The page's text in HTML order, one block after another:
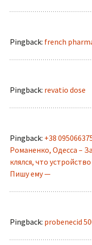
Pingback: french
Pingback: revatio dose
Pingback: +38
Романенко, Одесса –
клялся, что
Пишу ему —
Pingback: probenecid